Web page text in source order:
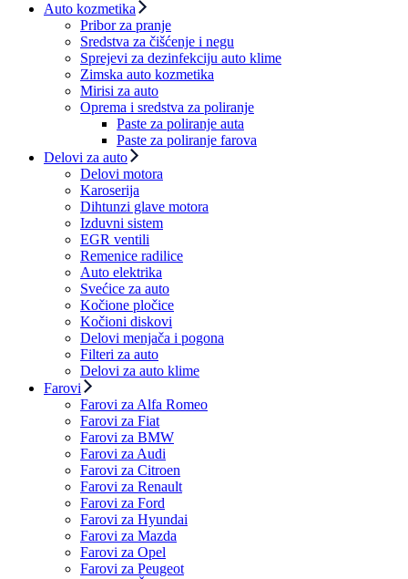
Auto kozmetika
Pribor za pranje
Sredstva za čišćenje i negu
Sprejevi za dezinfekciju auto klime
Zimska auto kozmetika
Mirisi za auto
Oprema i sredstva za poliranje
Paste za poliranje auta
Paste za poliranje farova
Delovi za auto
Delovi motora
Karoserija
Dihtunzi glave motora
Izduvni sistem
EGR ventili
Remenice radilice
Auto elektrika
Svećice za auto
Kočione pločice
Kočioni diskovi
Delovi menjača i pogona
Filteri za auto
Delovi za auto klime
Farovi
Farovi za Alfa Romeo
Farovi za Fiat
Farovi za BMW
Farovi za Audi
Farovi za Citroen
Farovi za Renault
Farovi za Ford
Farovi za Hyundai
Farovi za Mazda
Farovi za Opel
Farovi za Peugeot